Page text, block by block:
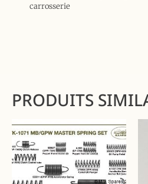
carrosserie
PRODUITS